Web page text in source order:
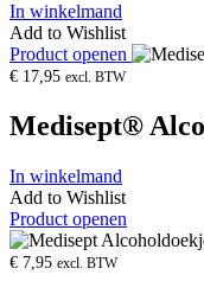
In winkelmand
Add to Wishlist
Product openen
€ 17,95 excl. BTW
Medisept®
In winkelmand
Add to Wishlist
Product openen
€ 7,95 excl. BTW